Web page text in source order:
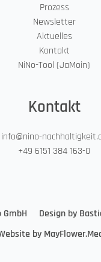
Prozess
Newsletter
Aktuelles
Kontakt
NiNo-Tool (JaMoin)
Kontakt
info@nino-
+49 6151 384 163-0
Design by
by